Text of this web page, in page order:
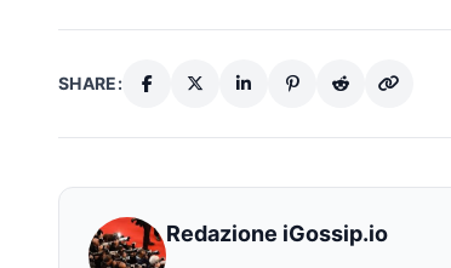
SHARE:
Redazione iGossip.io